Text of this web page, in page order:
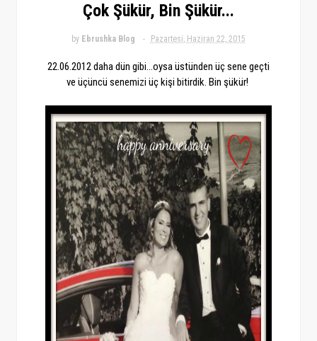
Çok Şükür, Bin Şükür...
by Ebrushka Blog Pazartesi, Haziran 22, 2015
22.06.2012 daha dün gibi...oysa üstünden üç sene geçti
ve üçüncü senemizi üç kişi bitirdik. Bin şükür!